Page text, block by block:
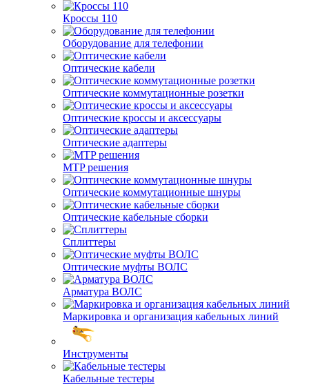
Кроссы 110
Оборудование для телефонии
Оптические кабели
Оптические коммутационные розетки
Оптические кроссы и аксессуары
Оптические адаптеры
MTP решения
Оптические коммутационные шнуры
Оптические кабельные сборки
Сплиттеры
Оптические муфты ВОЛС
Арматура ВОЛС
Маркировка и организация кабельных линий
Инструменты
Кабельные тестеры